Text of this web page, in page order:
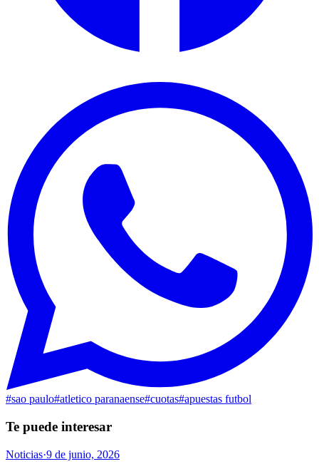
#sao paulo#atletico paranaense#cuotas#apuestas futbol
Te puede interesar
Noticias·9 de junio, 2026